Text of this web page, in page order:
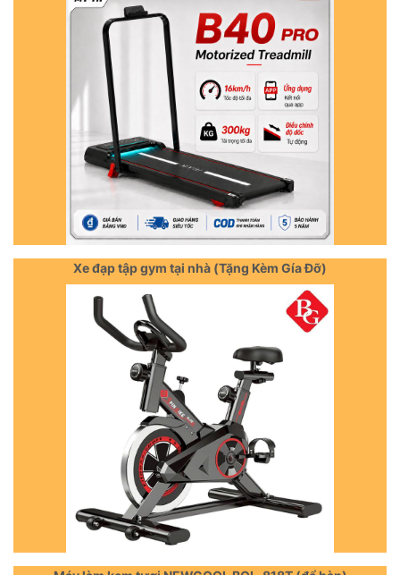
Xe đạp tập gym tại nhà (Tặng Kèm Gía Đỡ)